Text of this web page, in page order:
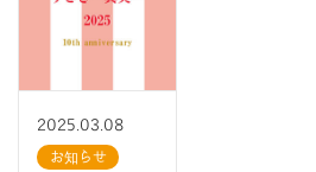
2025.03.08
お知らせ